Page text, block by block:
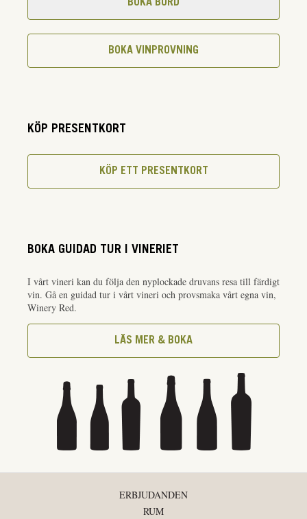
BOKA BORD
BOKA VINPROVNING
KÖP PRESENTKORT
KÖP ETT PRESENTKORT
BOKA GUIDAD TUR I VINERIET
I vårt vineri kan du följa den nyplockade druvans resa till färdigt
vin. Gå en guidad tur i vårt vineri och provsmaka vårt egna vin,
Winery Red.
LÄS MER & BOKA
ERBJUDANDEN
RUM